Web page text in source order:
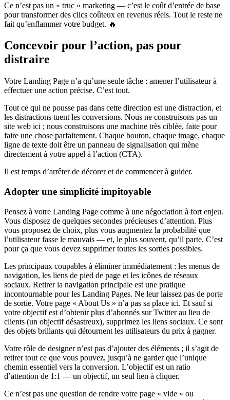
Ce n’est pas un « truc » marketing — c’est le coût d’entrée de base
pour transformer des clics coûteux en revenus réels. Tout le reste ne
fait qu’enflammer votre budget. 🔥
Concevoir pour l’action, pas pour
distraire
Votre Landing Page n’a qu’une seule tâche : amener l’utilisateur à
effectuer une action précise. C’est tout.
Tout ce qui ne pousse pas dans cette direction est une distraction, et
les distractions tuent les conversions. Nous ne construisons pas un
site web ici ; nous construisons une machine très ciblée, faite pour
faire une chose parfaitement. Chaque bouton, chaque image, chaque
ligne de texte doit être un panneau de signalisation qui mène
directement à votre appel à l’action (CTA).
Il est temps d’arrêter de décorer et de commencer à guider.
Adopter une simplicité impitoyable
Pensez à votre Landing Page comme à une négociation à fort enjeu.
Vous disposez de quelques secondes précieuses d’attention. Plus
vous proposez de choix, plus vous augmentez la probabilité que
l’utilisateur fasse le mauvais — et, le plus souvent, qu’il parte. C’est
pour ça que vous devez supprimer toutes les sorties possibles.
Les principaux coupables à éliminer immédiatement : les menus de
navigation, les liens de pied de page et les icônes de réseaux
sociaux. Retirer la navigation principale est une pratique
incontournable pour les Landing Pages. Ne leur laissez pas de porte
de sortie. Votre page « About Us » n’a pas sa place ici. Et sauf si
votre objectif est d’obtenir plus d’abonnés sur Twitter au lieu de
clients (un objectif désastreux), supprimez les liens sociaux. Ce sont
des objets brillants qui détournent les utilisateurs du prix à gagner.
Votre rôle de designer n’est pas d’ajouter des éléments ; il s’agit de
retirer tout ce que vous pouvez, jusqu’à ne garder que l’unique
chemin essentiel vers la conversion. L’objectif est un ratio
d’attention de 1:1 — un objectif, un seul lien à cliquer.
Ce n’est pas une question de rendre votre page « vide » ou